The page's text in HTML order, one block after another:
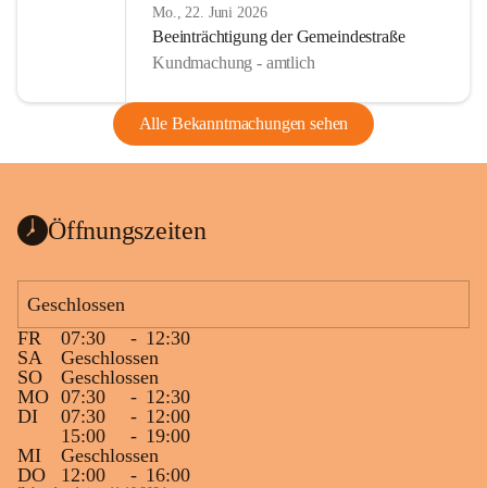
Mo., 22. Juni 2026
Beeinträchtigung der Gemeindestraße
Kundmachung - amtlich
Alle Bekanntmachungen sehen
Öffnungszeiten
Geschlossen
FR
07:30 - 12:30
SA
Geschlossen
SO
Geschlossen
MO 07:30 - 12:30
DI
07:30 - 12:00
15:00
- 19:00
MI
Geschlossen
DO
12:00 - 16:00